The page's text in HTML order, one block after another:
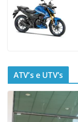
ATV’s e UTV’s